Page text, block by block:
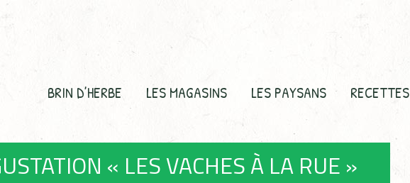
BRIN D’HERBE LES MAGASINS LES PAYSANS RECETTES
« LES VACHES À LA RUE »